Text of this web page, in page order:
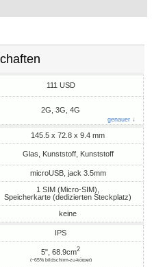
111 USD
2G, 3G, 4G
genauer ↓
145.5 x 72.8 x 9.4 mm
Glas, Kunststoff, Kunststoff
microUSB, jack 3.5mm
1 SIM (Micro-SIM),
Speicherkarte (dedizierten Steckplatz)
keine
IPS
5", 68.9cm2
(~65% bildschirm-zu-körper)